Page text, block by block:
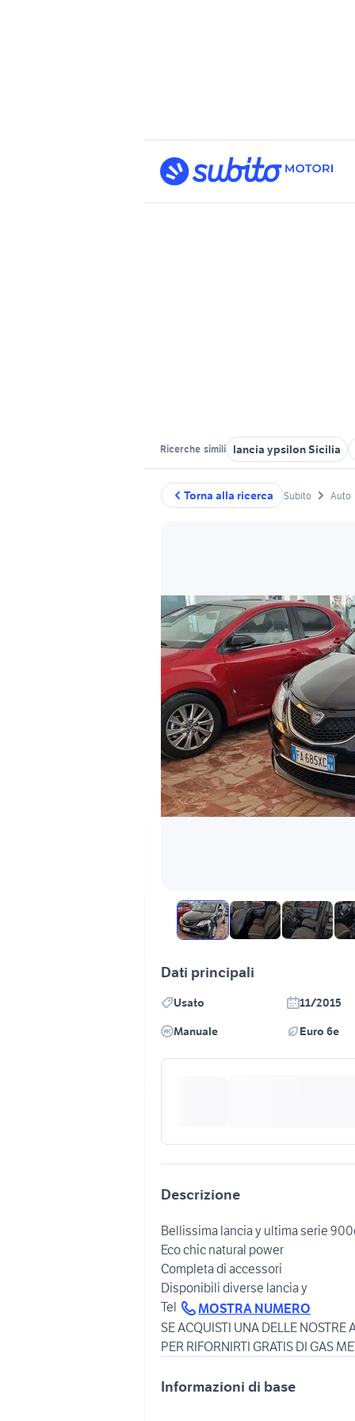
Ricerche simili lancia ypsilon Sicilia
Torna alla ricerca Subito Auto
Dati principali
Usato 11/2015
Manuale
Euro 6e
Descrizione
Bellissima lancia y ultima serie
Eco chic natural power
Completa di accessori
Disponibili diverse lancia y
Tel
MOSTRA NUMERO
SE ACQUISTI UNA DELLE
Informazioni di base